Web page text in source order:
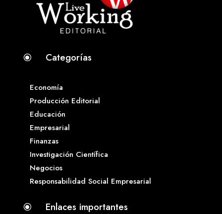
\ Categorías
Economía
Producción Editorial
Educación
Empresarial
Finanzas
Investigación Científica
Negocios
Responsabilidad Social Empresarial
\ Enlaces importantes